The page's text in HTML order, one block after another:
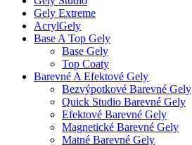
Gely Extreme
AcrylGely
Base A Top Gely
Base Gely
Top Coaty
Barevné A Efektové Gely
Bezvýpotkové Barevné Gely
Quick Studio Barevné Gely
Efektové Barevné Gely
Magnetické Barevné Gely
Matné Barevné Gely